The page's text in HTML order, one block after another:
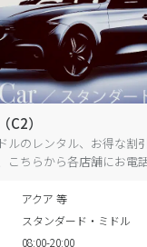
C2）
ルのレンタル、お得な割
こちらから各店舗にお電
アクア 等
スタンダード・ミドル
08:00-20:00